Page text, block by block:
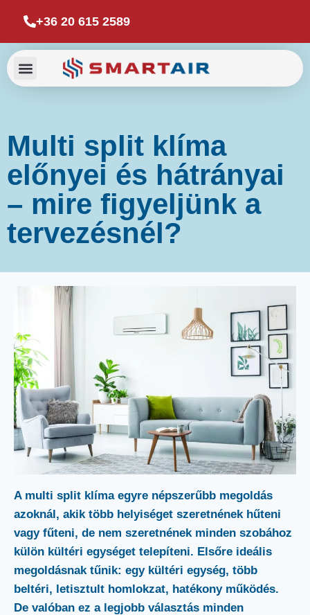
+36 20 615 2589
Multi split klíma
előnyei és hátrányai
– mire figyeljünk a
tervezésnél?
A multi split klíma egyre népszerűbb megoldás
azoknál, akik több helyiséget szeretnének hűteni
vagy fűteni, de nem szeretnének minden szobához
külön kültéri egységet telepíteni. Elsőre ideális
megoldásnak tűnik: egy kültéri egység, több
beltéri, letisztult homlokzat, hatékony működés.
De valóban ez a legjobb választás minden